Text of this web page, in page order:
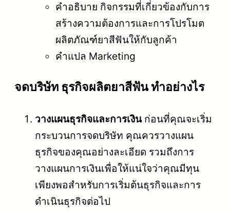
คำอธิบาย กิจกรรมที่เกี่ยวข้องกับการ
สร้างความต้องการและการโปรโมต
ผลิตภัณฑ์ยาสีฟันให้กับลูกค้า
คำแปล Marketing
จดบริษัท ธุรกิจผลิตยาสีฟัน ทำอย่างไร
วางแผนธุรกิจและการเงินก่อนที่คุณจะเริ่ม
กระบวนการจดบริษัท คุณควรวางแผน
ธุรกิจของคุณอย่างละเอียด รวมถึงการ
วางแผนการเงินเพื่อให้แน่ใจว่าคุณมีทุน
เพียงพอสำหรับการเริ่มต้นธุรกิจและการ
ดำเนินธุรกิจต่อไป